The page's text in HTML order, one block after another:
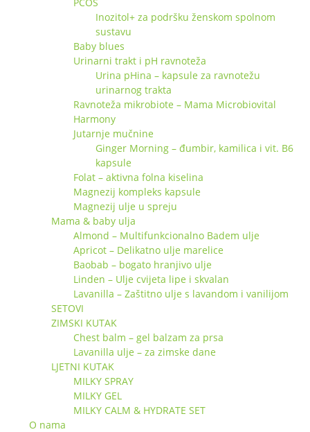
Inozitol+ za podršku ženskom spolnom
sustavu
Baby blues
Urinarni trakt i pH ravnoteža
Urina pHina – kapsule za ravnotežu
urinarnog trakta
Ravnoteža mikrobiote – Mama Microbiovital
Harmony
Jutarnje mučnine
Ginger Morning – đumbir, kamilica i vit. B6
kapsule
Folat – aktivna folna kiselina
Magnezij kompleks kapsule
Magnezij ulje u spreju
Mama & baby ulja
Almond – Multifunkcionalno Badem ulje
Apricot – Delikatno ulje marelice
Baobab – bogato hranjivo ulje
Linden – Ulje cvijeta lipe i skvalan
Lavanilla – Zaštitno ulje s lavandom i vanilijom
SETOVI
ZIMSKI KUTAK
Chest balm – gel balzam za prsa
Lavanilla ulje – za zimske dane
LJETNI KUTAK
MILKY SPRAY
MILKY GEL
MILKY CALM & HYDRATE SET
O nama